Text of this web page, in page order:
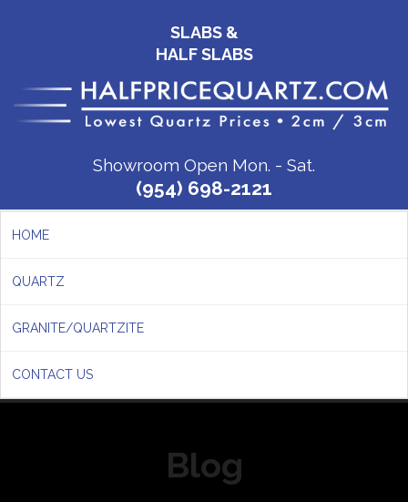
SLABS &
HALF SLABS
Showroom Open Mon. - Sat.
(954) 698-2121
HOME
QUARTZ
GRANITE/QUARTZITE
CONTACT US
Blog